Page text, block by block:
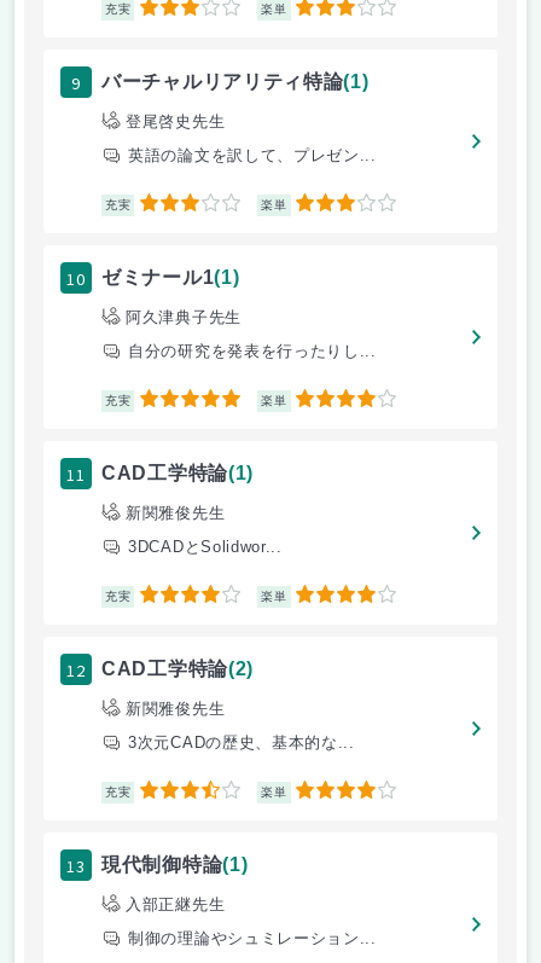
充実 3 楽単 3
9 バーチャルリアリティ特論(1)
登尾啓史先生
英語の論文を訳して、プレゼン...
充実 3 楽単 3
10 ゼミナール1(1)
阿久津典子先生
自分の研究を発表を行ったりし...
充実 5 楽単 4
11 CAD工学特論(1)
新関雅俊先生
3DCADとSolidwor...
充実 4 楽単 4
12 CAD工学特論(2)
新関雅俊先生
3次元CADの歴史、基本的な...
充実 3.5 楽単 4
13 現代制御特論(1)
入部正継先生
制御の理論やシュミレーション...